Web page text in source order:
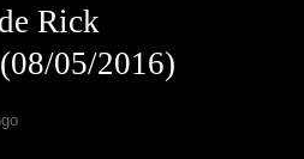
Rick
05/2016)